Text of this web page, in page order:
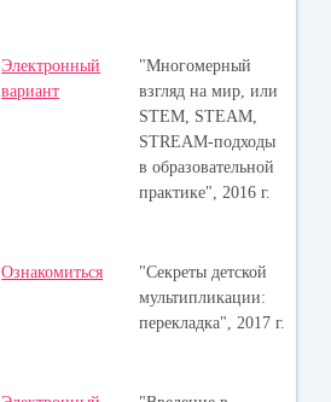
Электронный
вариант
"Многомерный
взгляд на мир, или
STEM, STEAM,
STREAM-­подходы
в образовательной
практике", 2016 г.
Ознакомиться
"Секреты детской
мультипликации:
перекладка", 2017 г.